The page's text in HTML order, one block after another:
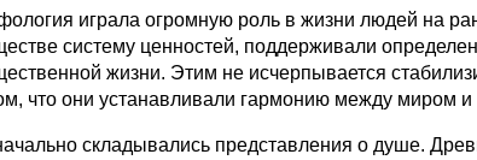
играла огромную роль в жизни людей на
систему ценностей, поддерживали
жизни. Этим не исчерпывается
что они устанавливали гармонию между миром и
складывались представления о душе.